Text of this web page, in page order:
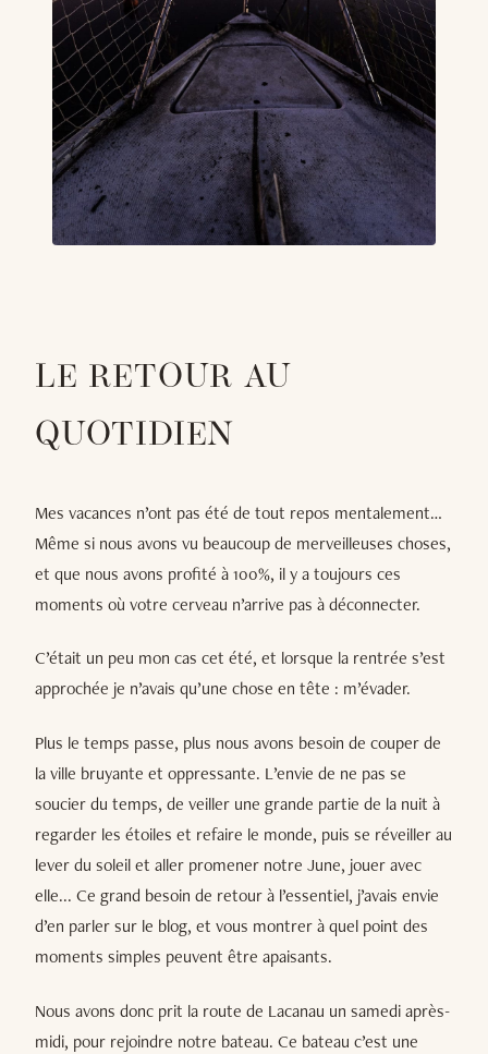
LE RETOUR AU
QUOTIDIEN
Mes vacances n’ont pas été de tout repos mentalement…
Même si nous avons vu beaucoup de merveilleuses choses,
et que nous avons profité à 100%, il y a toujours ces
moments où votre cerveau n’arrive pas à déconnecter.
C’était un peu mon cas cet été, et lorsque la rentrée s’est
approchée je n’avais qu’une chose en tête : m’évader.
Plus le temps passe, plus nous avons besoin de couper de
la ville bruyante et oppressante. L’envie de ne pas se
soucier du temps, de veiller une grande partie de la nuit à
regarder les étoiles et refaire le monde, puis se réveiller au
lever du soleil et aller promener notre June, jouer avec
elle... Ce grand besoin de retour à l’essentiel, j’avais envie
d’en parler sur le blog, et vous montrer à quel point des
moments simples peuvent être apaisants.
Nous avons donc prit la route de Lacanau un samedi après-
midi, pour rejoindre notre bateau. Ce bateau c’est une